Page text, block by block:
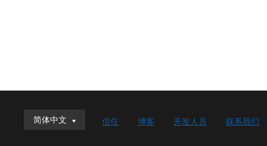
简体中文
简体中文
信任 博客 开发人员 联系我们